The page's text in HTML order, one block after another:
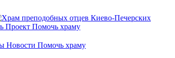
Проект Помочь храму
Новости Помочь храму